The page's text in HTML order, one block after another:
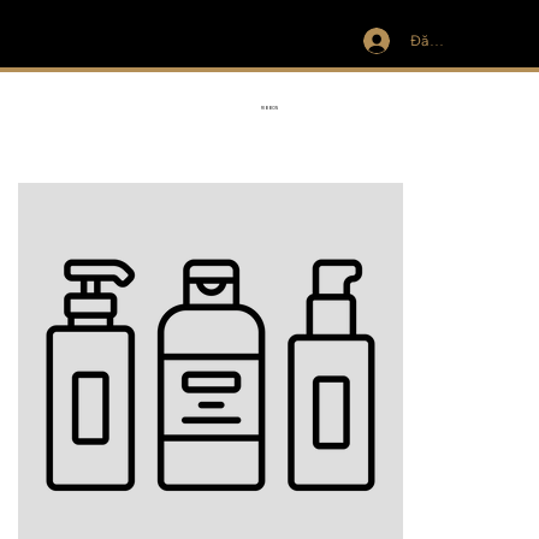
Đăng nhập
RIBBON